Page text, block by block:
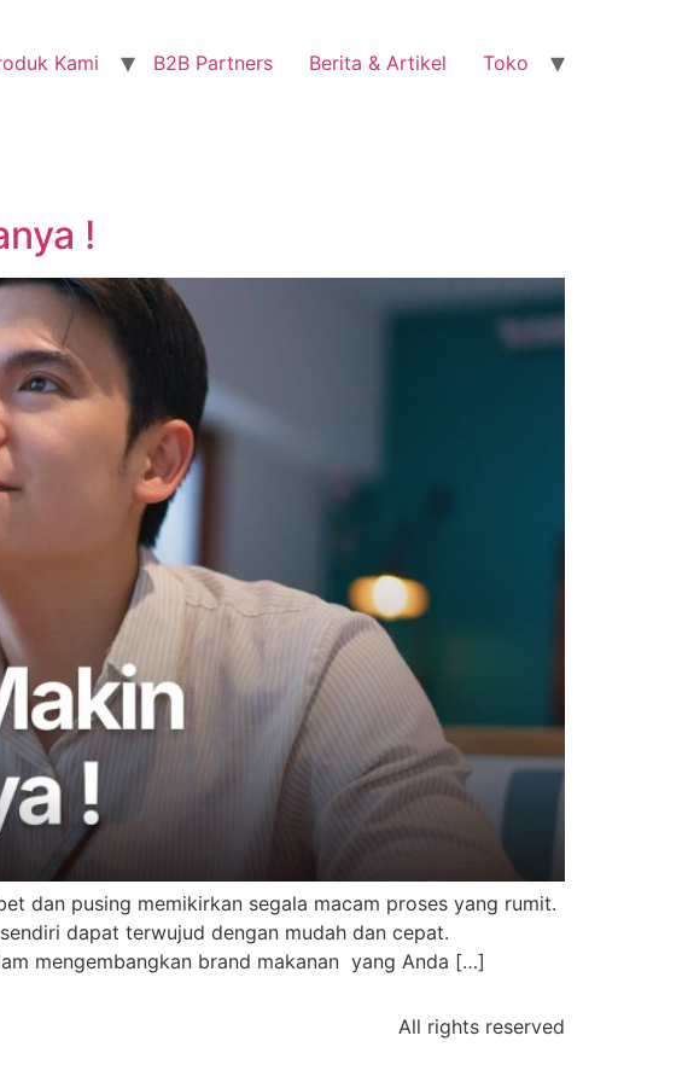
Kami B2B Partners Berita & Artikel Toko
!
dan pusing memikirkan segala macam proses yang rumit.
dapat terwujud dengan mudah dan cepat.
mengembangkan brand makanan yang Anda […]
All rights reserved